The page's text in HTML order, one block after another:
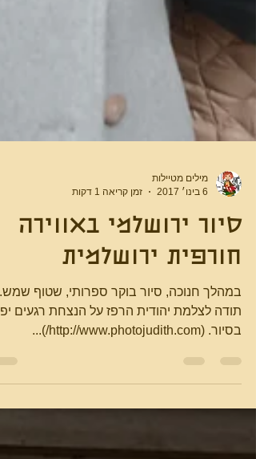
מילים מטיילות
חורפית ירושלמית
במהלך חנוכה, סיור בוקר ספרותי, שטוף שמש.